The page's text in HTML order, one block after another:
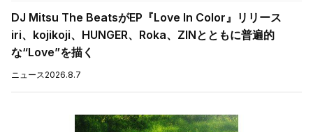
DJ Mitsu The BeatsがEP『Love In Color』リリース
iri、kojikoji、HUNGER、Roka、ZINとともに普遍的
な“Love”を描く
ニュース2026.8.7